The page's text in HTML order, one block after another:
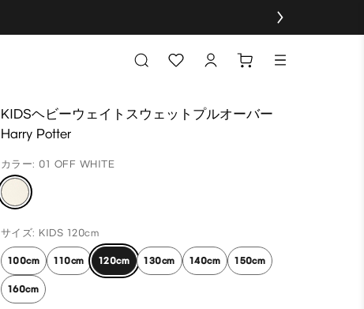
KIDSヘビーウェイトスウェットプルオーバー
Harry Potter
カラー: 01 OFF WHITE
サイズ: KIDS 120cm
100cm 110cm 120cm 130cm 140cm 150cm
160cm